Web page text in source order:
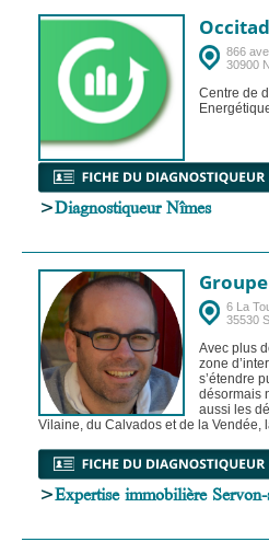
866
30900
Centre de
>Diagnostiqueur Nîmes
6 La
35530
Avec plus
zone
s’étendre
désormais
aussi les
Vilaine, du Calvados et de la Vendée,
>Expertise immobilière